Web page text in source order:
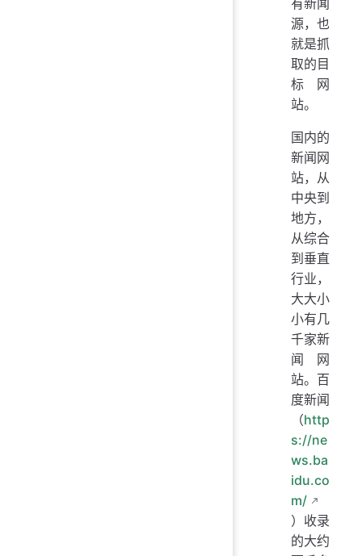
有新闻
源，也
就是抓
取的目
标网
站。
国内的
新闻网
站，从
中央到
地方，
从综合
到垂直
行业，
大大小
小有几
千家新
闻网
站。百
度新闻
（http
s://ne
ws.ba
idu.co
m/
）收录
的大约